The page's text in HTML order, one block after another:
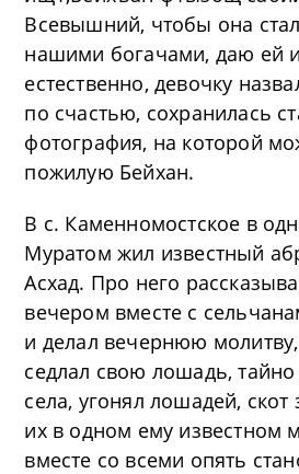
Всевышний, чтобы она
нашими богачами, даю ей
естественно, девочку
по счастью, сохранилась
фотография, на которой
пожилую Бейхан.
В с. Каменномостское в
Муратом жил известный
Асхад. Про него
вечером вместе с
и делал вечернюю
седлал свою лошадь,
села, угонял лошадей, скот
их в одном ему известном
вместе со всеми опять